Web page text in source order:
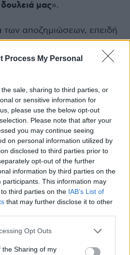
Process My Personal
sale, sharing to third parties, or
or sensitive information for
please use the below opt-out
Please note that after your
you may continue seeing
on personal information utilized by
disclosed to third parties prior to
opt-out of the further
information by third parties on the
participants. This information may
third parties on the IAB’s List of
that may further disclose it to other
app uses one or more Google
usage behaviour. You may click to
Opt Outs
the Sharing of my
μας».
των αποζημιώσεων, επειδή
Πολιτικής Προστασίας
να κάνει με θέματα
ήδη σε ανοιχτή γραμμή με
οι άνθρωποι που έχουν
με τον
όμως αυτή τη στιγμή
αποτέλεσμα στο μέτωπο
για τον σχεδιασμό και
της πυρκαγιάς
Πολιτικής Προστασίας,
Κρήτης, του δημαρχου της
της πολιτικής